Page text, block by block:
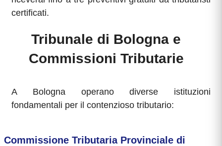
certificati.
Tribunale di Bologna e
Commissioni Tributarie
A Bologna operano diverse istituzioni
fondamentali per il contenzioso tributario:
Commissione Tributaria Provinciale di